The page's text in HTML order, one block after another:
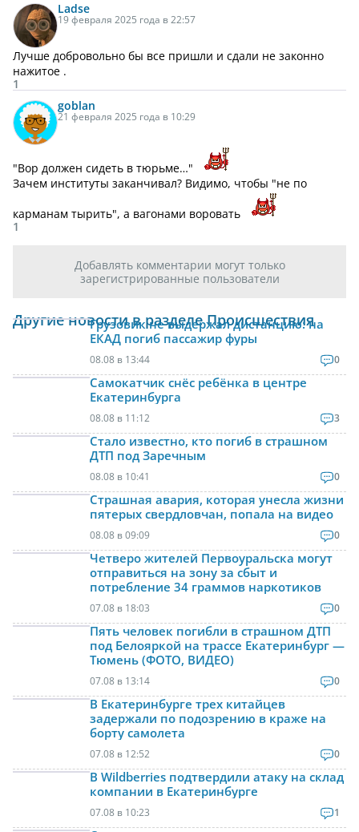
Ladse
19 февраля 2025 года в 22:57
Лучше добровольно бы все пришли и сдали не законно
нажитое .
1
goblan
21 февраля 2025 года в 10:29
"Вор должен сидеть в тюрьме…"
Зачем институты заканчивал? Видимо, чтобы "не по
карманам тырить", а вагонами воровать
1
Добавлять комментарии могут только
зарегистрированные пользователи
Другие новости в разделе Происшествия
Грузовик не выдержал дистанцию: на
ЕКАД погиб пассажир фуры
08.08 в 13:44 0
Самокатчик снёс ребёнка в центре
Екатеринбурга
08.08 в 11:12 3
Стало известно, кто погиб в страшном
ДТП под Заречным
08.08 в 10:41 0
Страшная авария, которая унесла жизни
пятерых свердловчан, попала на видео
08.08 в 09:09 0
Четверо жителей Первоуральска могут
отправиться на зону за сбыт и
потребление 34 граммов наркотиков
07.08 в 18:03 0
Пять человек погибли в страшном ДТП
под Белояркой на трассе Екатеринбург —
Тюмень (ФОТО, ВИДЕО)
07.08 в 13:14 0
В Екатеринбурге трех китайцев
задержали по подозрению в краже на
борту самолета
07.08 в 12:52 0
В Wildberries подтвердили атаку на склад
компании в Екатеринбурге
07.08 в 10:23 1